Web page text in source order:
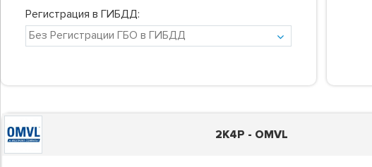
Регистрация в ГИБДД:
2K4P - OMVL